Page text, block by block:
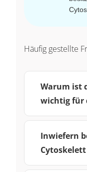
Häufig gestellte
Warum ist
wichtig für
Inwiefern